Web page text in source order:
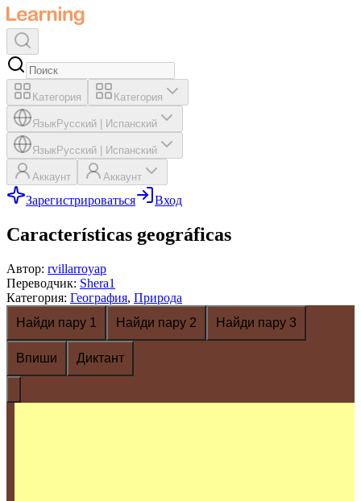
Категория Категория
ЯзыкРусский Испанский
ЯзыкРусский Испанский
Аккаунт Аккаунт
Зарегистрироваться Вход
Características geográficas
Автор: rvillarroyap
Переводчик: Shera1
Категория: География, Природа
Найди пару 1
Найди пару 2 Найди пару 3
Впиши Диктант